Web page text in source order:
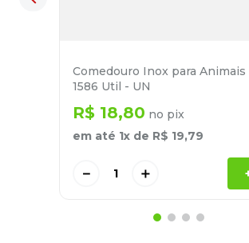
Comedouro Inox para Animais
1586 Util - UN
R$ 18,80 no pix
em até 1x de R$ 19,79
＋
－